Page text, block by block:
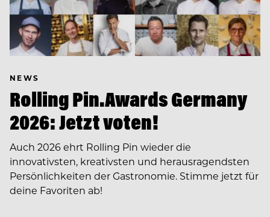
NEWS
Rolling Pin.Awards Germany
2026: Jetzt voten!
Auch 2026 ehrt Rolling Pin wieder die
innovativsten, kreativsten und herausragendsten
Persönlichkeiten der Gastronomie. Stimme jetzt für
deine Favoriten ab!